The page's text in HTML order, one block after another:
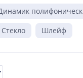
Стекло Шлейф